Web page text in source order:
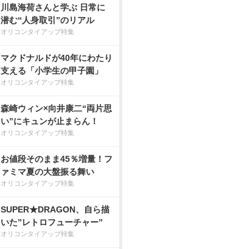
川島海荷さんと学ぶ 日常に
潜む“人身取引”のリアル
オリコンタイアップ特集
マクドナルドが40年にわたり
支える「小学生の甲子園」
オリコンタイアップ特集
森崎ウィン×向井康二“両片思
い”にキュンが止まらん！
オリコンタイアップ特集
お値段そのまま45％増量！フ
ァミマ夏の大盤振る舞い
オリコンタイアップ特集
SUPER★DRAGON、自ら描
いた”レトロフューチャー”
オリコンタイアップ特集